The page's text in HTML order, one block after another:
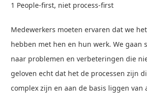
1 People-first, niet process-first
Medewerkers moeten ervaren dat we
hebben met hen en hun werk. We gaan
naar problemen en verbeteringen die
geloven echt dat het de processen zijn
complex zijn en aan de basis liggen van